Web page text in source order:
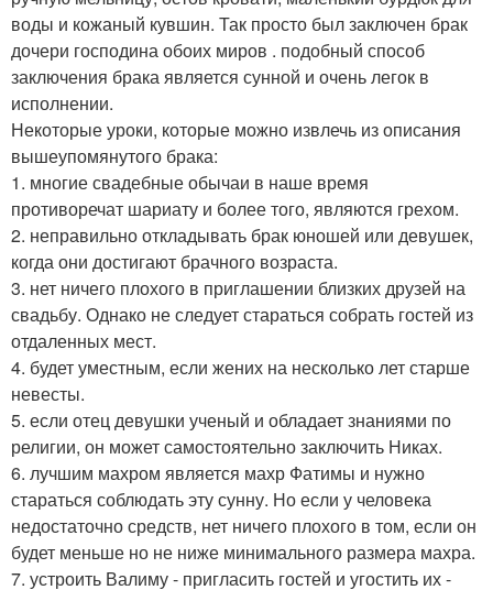
воды и кожаный кувшин. Так просто был заключен брак
дочери господина обоих миров . подобный способ
заключения брака является сунной и очень легок в
исполнении.
Некоторые уроки, которые можно извлечь из описания
вышеупомянутого брака:
1. многие свадебные обычаи в наше время
противоречат шариату и более того, являются грехом.
2. неправильно откладывать брак юношей или девушек,
когда они достигают брачного возраста.
3. нет ничего плохого в приглашении близких друзей на
свадьбу. Однако не следует стараться собрать гостей из
отдаленных мест.
4. будет уместным, если жених на несколько лет старше
невесты.
5. если отец девушки ученый и обладает знаниями по
религии, он может самостоятельно заключить Никах.
6. лучшим махром является махр Фатимы и нужно
стараться соблюдать эту сунну. Но если у человека
недостаточно средств, нет ничего плохого в том, если он
будет меньше но не ниже минимального размера махра.
7. устроить Валиму - пригласить гостей и угостить их -